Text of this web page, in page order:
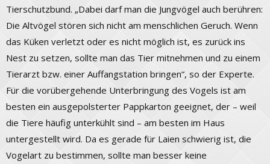
Tierschutzbund. „Dabei darf man die Jungvögel auch berühren:
Die Altvögel stören sich nicht am menschlichen Geruch. Wenn
das Küken verletzt oder es nicht möglich ist, es zurück ins
Nest zu setzen, sollte man das Tier mitnehmen und zu einem
Tierarzt bzw. einer Auffangstation bringen“, so der Experte.
Für die vorübergehende Unterbringung des Vogels ist am
besten ein ausgepolsterter Pappkarton geeignet, der – weil
die Tiere häufig unterkühlt sind – am besten im Haus
untergestellt wird. Da es gerade für Laien schwierig ist, die
Vogelart zu bestimmen, sollte man besser keine